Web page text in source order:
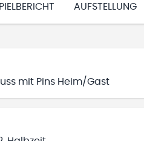
AUFSTELLUNG
mit Pins Heim/Gast